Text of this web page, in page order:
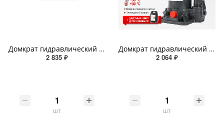
Домкрат гидравлический бутылочный SKYWAY SUMO 6т h 185-360мм в кейсе
2 835 ₽
шт
Домкрат гидравлический бутылочный SKYWAY с клапаном в кейсе 3т h 175-345мм
2 064 ₽
шт